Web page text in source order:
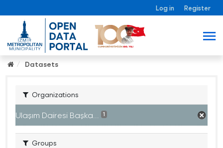
Log in Register
Datasets
Organizations
Ulaşım Dairesi Başka... 1
Groups